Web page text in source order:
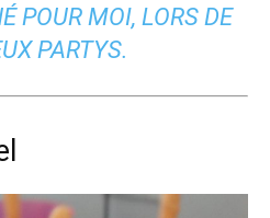
POUR MOI, LORS DE
PARTYS.